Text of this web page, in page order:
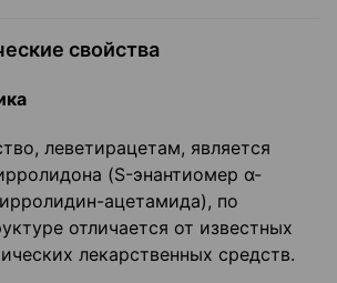
свойства
леветирацетам, является
(S-энантиомер α-
ацетамида), по
отличается от известных
лекарственных средств.